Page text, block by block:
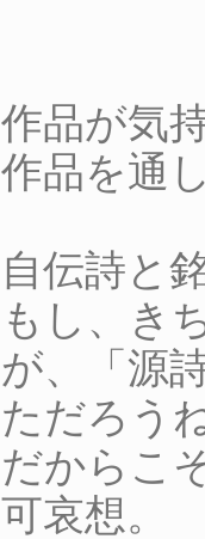
作品が気
作品を通
自伝詩と
もし、き
が、「源
ただろうね
だからこ
可哀想。